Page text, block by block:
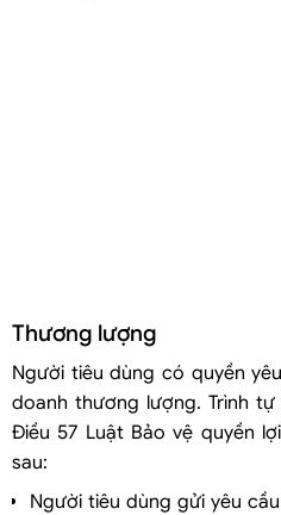
Thương lượng
Người tiêu dùng có quyền
doanh thương lượng. Trình
Điều 57 Luật Bảo vệ quyền
sau:
Người tiêu dùng gửi yêu